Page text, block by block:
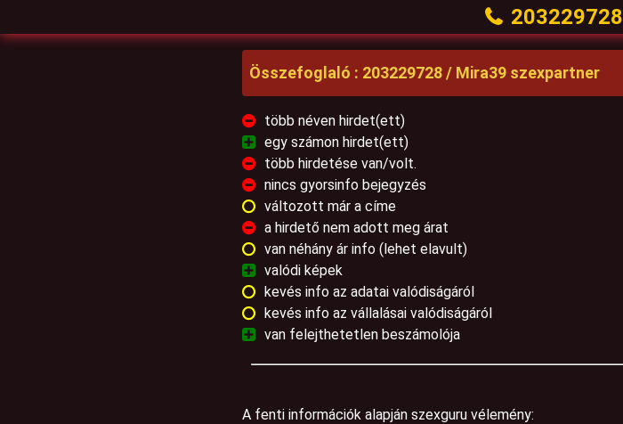
203229728
Összefoglaló : 203229728 / Mira39 szexpartner
több néven hirdet(ett)
egy számon hirdet(ett)
több hirdetése van/volt.
nincs gyorsinfo bejegyzés
változott már a címe
a hirdető nem adott meg árat
van néhány ár info (lehet elavult)
valódi képek
kevés info az adatai valódiságáról
kevés info az vállalásai valódiságáról
van felejthetetlen beszámolója
A fenti információk alapján szexguru vélemény: